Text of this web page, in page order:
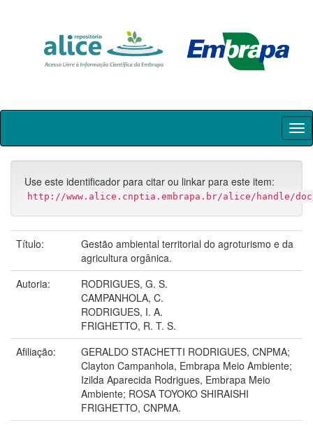
Skip
Use este identificador para citar ou linkar para este item:
http://www.alice.cnptia.embrapa.br/alice/handle/doc/
Título:
Gestão ambiental territorial do agroturismo e da
agricultura orgânica.
Autoria:
RODRIGUES, G. S.
CAMPANHOLA, C.
RODRIGUES, I. A.
FRIGHETTO, R. T. S.
Afiliação:
GERALDO STACHETTI RODRIGUES, CNPMA;
Clayton Campanhola, Embrapa Meio Ambiente;
Izilda Aparecida Rodrigues, Embrapa Meio
Ambiente; ROSA TOYOKO SHIRAISHI
FRIGHETTO, CNPMA.